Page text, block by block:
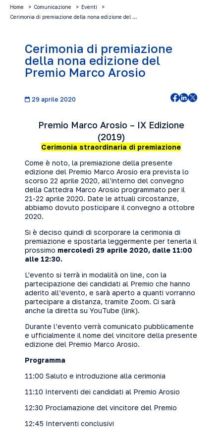
Home Comunicazione
Eventi
Cerimonia di premiazione della nona edizione del …
Cerimonia di premiazione
della nona edizione del
Premio Marco Arosio
29 aprile 2020
Premio Marco Arosio – IX Edizione
(2019)
Cerimonia straordinaria di premiazione
Come è noto, la premiazione della presente
edizione del Premio Marco Arosio era prevista lo
scorso 22 aprile 2020, all’interno del convegno
della Cattedra Marco Arosio programmato per il
21-22 aprile 2020. Date le attuali circostanze,
abbiamo dovuto posticipare il convegno a ottobre
2020.
Si è deciso quindi di scorporare la cerimonia di
premiazione e spostarla leggermente per tenerla il
prossimo mercoledì 29 aprile 2020, dalle 11:00
alle 12:30.
L’evento si terrà in modalità on line, con la
partecipazione dei candidati al Premio che hanno
aderito all’evento, e sarà aperto a quanti vorranno
partecipare a distanza, tramite Zoom. Ci sarà
anche la diretta su YouTube (link).
Durante l’evento verrà comunicato pubblicamente
e ufficialmente il nome del vincitore della presente
edizione del Premio Marco Arosio.
Programma
11:00 Saluto e introduzione alla cerimonia
11:10 Interventi dei candidati al Premio Arosio
12:30 Proclamazione del vincitore del Premio
12:45 Interventi conclusivi